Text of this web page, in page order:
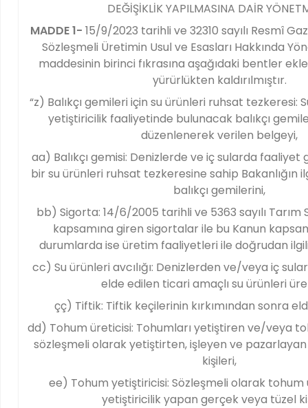
DEĞİŞİKLİK YAPILMASINA DAİR
MADDE 1- 15/9/2023 tarihli ve 32310 sayılı Resmî
Sözleşmeli Üretimin Usul ve Esasları Hakkında
maddesinin birinci fıkrasına aşağıdaki bentler
yürürlükten kaldırılmıştır.
“z) Balıkçı gemileri için su ürünleri ruhsat tezkeresi:
yetiştiricilik faaliyetinde bulunacak balıkçı
düzenlenerek verilen belgeyi,
aa) Balıkçı gemisi: Denizlerde ve iç sularda
bir su ürünleri ruhsat tezkeresine sahip Bakanlığın
balıkçı gemilerini,
bb) Sigorta: 14/6/2005 tarihli ve 5363 sayılı Tarım
kapsamına giren sigortalar ile bu Kanun
durumlarda ise üretim faaliyetleri ile doğrudan
cc) Su ürünleri avcılığı: Denizlerden ve/veya iç
elde edilen ticari amaçlı su ürünleri
çç) Tiftik: Tiftik keçilerinin kırkımından sonra
dd) Tohum üreticisi: Tohumları yetiştiren ve/veya
sözleşmeli olarak yetiştirten, işleyen ve
kişileri,
ee) Tohum yetiştiricisi: Sözleşmeli olarak tohum
yetiştiricilik yapan gerçek veya tüzel